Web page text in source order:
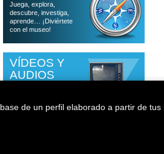
Juega, explora,
descubre, investiga,
aprende… ¡Diviértete
con el museo!
VÍDEOS Y
AUDIOS
pasado por el museo
de un perfil elaborado a partir de tus